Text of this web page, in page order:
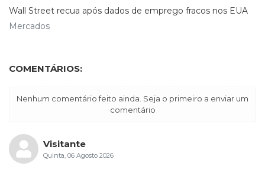
Wall Street recua após dados de emprego fracos nos EUA
Mercados
COMENTÁRIOS:
Nenhum comentário feito ainda. Seja o primeiro a enviar um
comentário
Visitante
Quinta, 06 Agosto 2026